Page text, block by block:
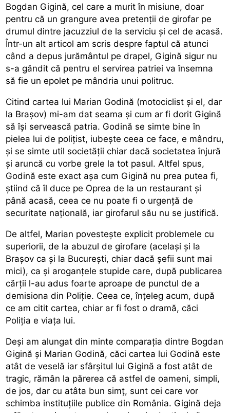
Bogdan Gigină, cel care a murit în misiune, doar
pentru că un grangure avea pretenții de girofar pe
drumul dintre jacuzziul de la serviciu și cel de acasă.
Într-un alt articol am scris despre faptul că atunci
când a depus jurământul pe drapel, Gigină sigur nu
s-a gândit că pentru el servirea patriei va însemna
să fie un epolet pe mândria unui politruc.
Citind cartea lui Marian Godină (motociclist și el, dar
la Brașov) mi-am dat seama și cum ar fi dorit Gigină
să își servească patria. Godină se simte bine în
pielea lui de polițist, iubește ceea ce face, e mândru,
și se simte util societății chiar dacă societatea înjură
și aruncă cu vorbe grele la tot pasul. Altfel spus,
Godină este exact așa cum Gigină nu prea putea fi,
știind că îl duce pe Oprea de la un restaurant și
până acasă, ceea ce nu poate fi o urgență de
securitate națională, iar girofarul său nu se justifică.
De altfel, Marian povestește explicit problemele cu
superiorii, de la abuzul de girofare (același și la
Brașov ca și la București, chiar dacă șefii sunt mai
mici), ca și aroganțele stupide care, după publicarea
cărții l-au adus foarte aproape de punctul de a
demisiona din Poliție. Ceea ce, înțeleg acum, după
ce am citit cartea, chiar ar fi fost o dramă, căci
Poliția e viața lui.
Deși am alungat din minte comparația dintre Bogdan
Gigină și Marian Godină, căci cartea lui Godină este
atât de veselă iar sfârșitul lui Gigină a fost atât de
tragic, rămân la părerea că astfel de oameni, simpli,
de jos, dar cu atâta bun simț, sunt cei care vor
schimba instituțiile publice din România. Gigină deja